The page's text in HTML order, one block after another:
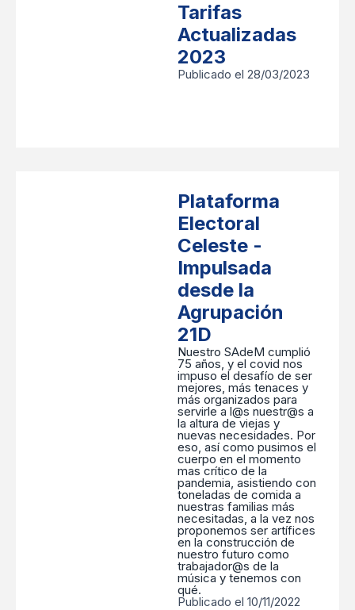
Tarifas
Actualizadas
2023
Publicado el 28/03/2023
Plataforma
Electoral
Celeste -
Impulsada
desde la
Agrupación
21D
Nuestro SAdeM cumplió
75 años, y el covid nos
impuso el desafío de ser
mejores, más tenaces y
más organizados para
servirle a l@s nuestr@s a
la altura de viejas y
nuevas necesidades. Por
eso, así como pusimos el
cuerpo en el momento
mas crítico de la
pandemia, asistiendo con
toneladas de comida a
nuestras familias más
necesitadas, a la vez nos
proponemos ser artífices
en la construcción de
nuestro futuro como
trabajador@s de la
música y tenemos con
qué.
Publicado el 10/11/2022